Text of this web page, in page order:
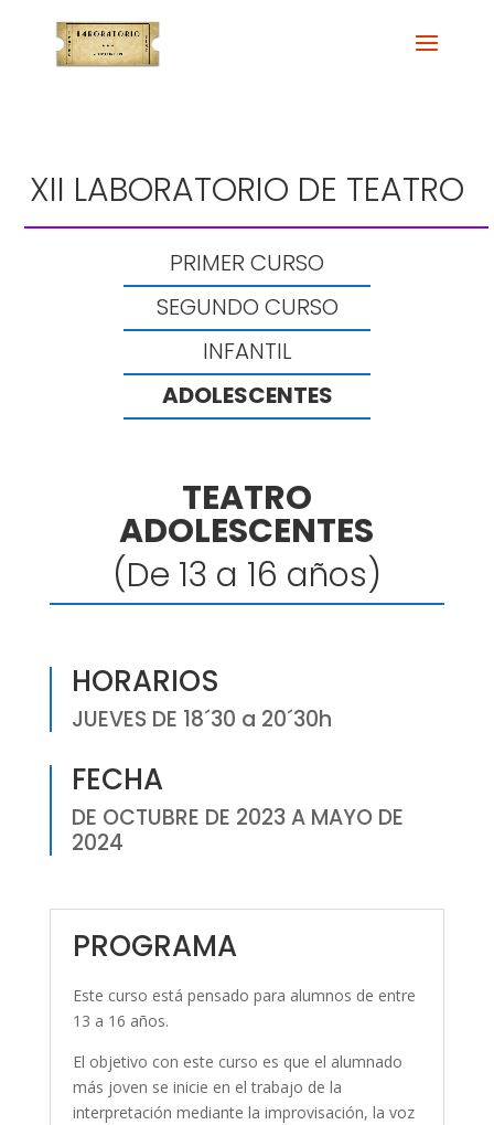
XII LABORATORIO DE TEATRO
PRIMER CURSO
SEGUNDO CURSO
INFANTIL
ADOLESCENTES
TEATRO
ADOLESCENTES
(De 13 a 16 años)
HORARIOS
JUEVES DE 18´30 a 20´30h
FECHA
DE OCTUBRE DE 2023 A MAYO DE
2024
PROGRAMA
Este curso está pensado para alumnos de entre
13 a 16 años.
El objetivo con este curso es que el alumnado
más joven se inicie en el trabajo de la
interpretación mediante la improvisación, la voz